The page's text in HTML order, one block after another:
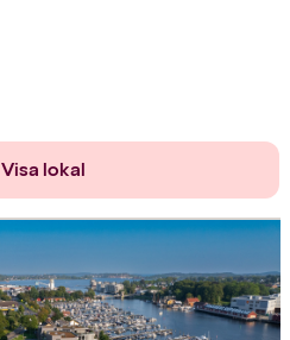
Visa lokal